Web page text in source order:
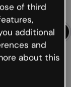
of third
additional
and
about this